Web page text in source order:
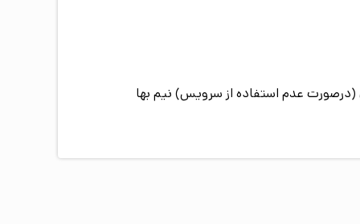
2 سال (درصورت عدم استفاده از سرویس) رایگان می‌باشد و بازه سنی برای اقامت کودک بین 2 الی 12 سال (درصورت عدم استفاده از سرویس) نیم بها